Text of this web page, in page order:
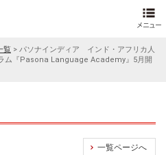
覧 > パソナインディア インド・アフリカ人
ム『Pasona Language Academy』5月開
一覧ページへ